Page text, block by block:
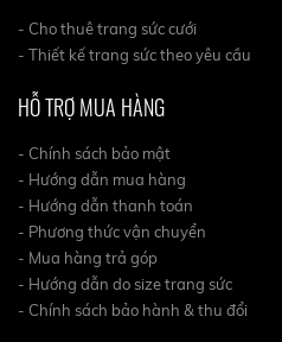
- Cho thuê trang sức cưới
- Thiết kế trang sức theo yêu cầu
HỖ TRỢ MUA HÀNG
- Chính sách bảo mật
- Hướng dẫn mua hàng
- Hướng dẫn thanh toán
- Phương thức vận chuyển
- Mua hàng trả góp
- Hướng dẫn do size trang sức
- Chính sách bảo hành & thu đổi